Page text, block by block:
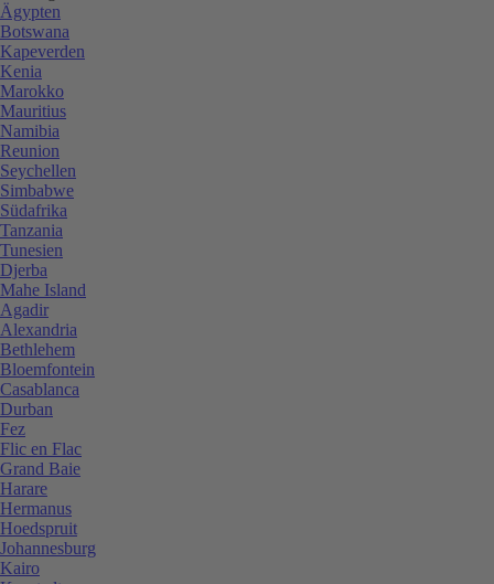
Ägypten
Botswana
Kapeverden
Kenia
Marokko
Mauritius
Namibia
Reunion
Seychellen
Simbabwe
Südafrika
Tanzania
Tunesien
Djerba
Mahe Island
Agadir
Alexandria
Bethlehem
Bloemfontein
Casablanca
Durban
Fez
Flic en Flac
Grand Baie
Harare
Hermanus
Hoedspruit
Johannesburg
Kairo